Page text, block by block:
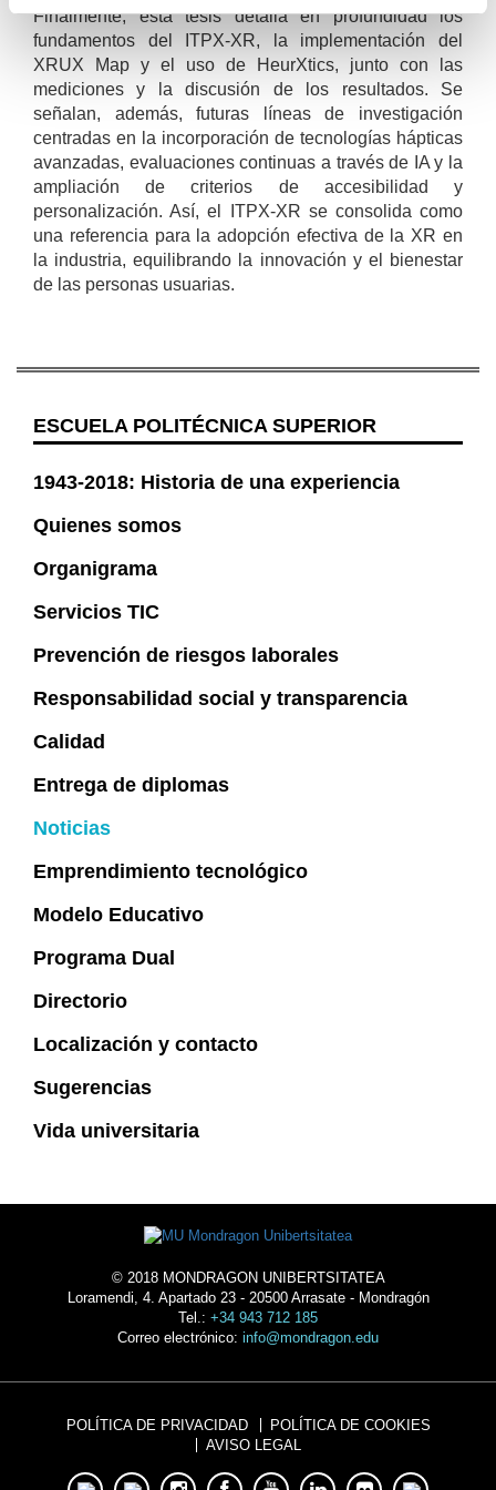
Finalmente, esta tesis detalla en profundidad los
fundamentos del ITPX-XR, la implementación del
XRUX Map y el uso de HeurXtics, junto con las
mediciones y la discusión de los resultados. Se
señalan, además, futuras líneas de investigación
centradas en la incorporación de tecnologías hápticas
avanzadas, evaluaciones continuas a través de IA y la
ampliación de criterios de accesibilidad y
personalización. Así, el ITPX-XR se consolida como
una referencia para la adopción efectiva de la XR en
la industria, equilibrando la innovación y el bienestar
de las personas usuarias.
ESCUELA POLITÉCNICA SUPERIOR
1943-2018: Historia de una experiencia
Quienes somos
Organigrama
Servicios TIC
Prevención de riesgos laborales
Responsabilidad social y transparencia
Calidad
Entrega de diplomas
Noticias
Emprendimiento tecnológico
Modelo Educativo
Programa Dual
Directorio
Localización y contacto
Sugerencias
Vida universitaria
© 2018 MONDRAGON UNIBERTSITATEA
Loramendi, 4. Apartado 23 - 20500 Arrasate - Mondragón
Tel.: +34 943 712 185
Correo electrónico: info@mondragon.edu
POLÍTICA DE PRIVACIDAD
POLÍTICA DE COOKIES
AVISO LEGAL